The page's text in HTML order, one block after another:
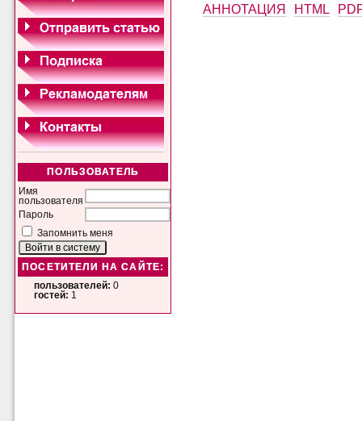
ПОЛЬЗОВАТЕЛЬ
Имя
пользователя
Пароль
Запомнить меня
ПОСЕТИТЕЛИ НА САЙТЕ:
пользователей: 0
гостей: 1
АННОТАЦИЯ HTML